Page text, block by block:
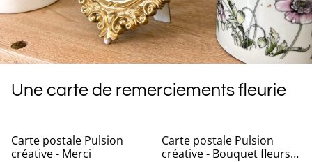
Une carte de remerciements fleurie
Carte postale Pulsion
créative - Merci
Carte postale Pulsion
créative - Bouquet fleurs